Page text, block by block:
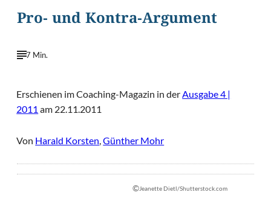
Pro- und Kontra-Argument
7 Min.
Erschienen im Coaching-Magazin in der Ausgabe 4 |
2011 am 22.11.2011
Von Harald Korsten,Günther Mohr
©Jeanette Dietl/Shutterstock.com